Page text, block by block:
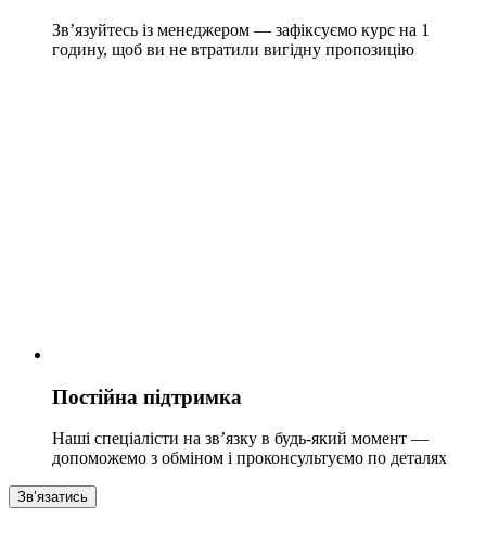
Зв’язуйтесь із менеджером — зафіксуємо курс на 1
годину, щоб ви не втратили вигідну пропозицію
Постійна підтримка
Наші спеціалісти на зв’язку в будь-який момент —
допоможемо з обміном і проконсультуємо по деталях
Зв’язатись